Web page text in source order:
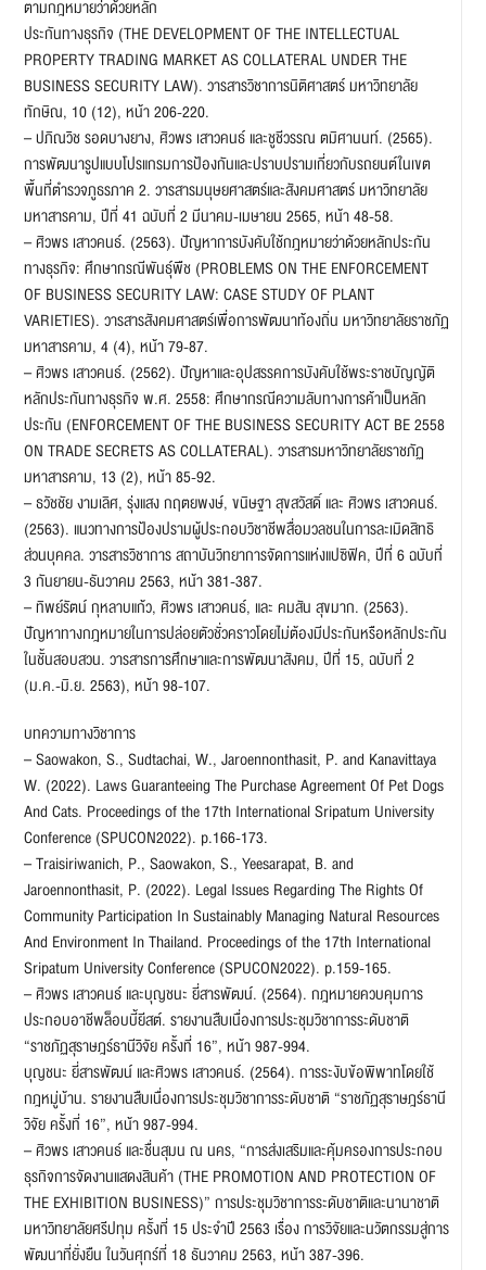
ตามกฎหมายว่าด้วยหลัก
ประกันทางธุรกิจ (THE DEVELOPMENT OF THE INTELLECTUAL
PROPERTY TRADING MARKET AS COLLATERAL UNDER THE
BUSINESS SECURITY LAW). วารสารวิชาการนิติศาสตร์ มหาวิทยาลัย
ทักษิณ, 10 (12), หน้า 206-220.
– ปภิณวิช รอดบางยาง, ศิวพร เสาวคนธ์ และชูชีวรรณ ตมิศานนท์. (2565).
การพัฒนารูปแบบโปรแกรมการป้องกันและปราบปรามเกี่ยวกับรถยนต์ในเขต
พื้นที่ตำรวจภูธรภาค 2. วารสารมนุษยศาสตร์และสังคมศาสตร์ มหาวิทยาลัย
มหาสารคาม, ปีที่ 41 ฉบับที่ 2 มีนาคม-เมษายน 2565, หน้า 48-58.
– ศิวพร เสาวคนธ์. (2563). ปัญหาการบังคับใช้กฎหมายว่าด้วยหลักประกัน
ทางธุรกิจ: ศึกษากรณีพันธุ์พืช (PROBLEMS ON THE ENFORCEMENT
OF BUSINESS SECURITY LAW: CASE STUDY OF PLANT
VARIETIES). วารสารสังคมศาสตร์เพื่อการพัฒนาท้องถิ่น มหาวิทยาลัยราชภัฏ
มหาสารคาม, 4 (4), หน้า 79-87.
– ศิวพร เสาวคนธ์. (2562). ปัญหาและอุปสรรคการบังคับใช้พระราชบัญญัติ
หลักประกันทางธุรกิจ พ.ศ. 2558: ศึกษากรณีความลับทางการค้าเป็นหลัก
ประกัน (ENFORCEMENT OF THE BUSINESS SECURITY ACT BE 2558
ON TRADE SECRETS AS COLLATERAL). วารสารมหาวิทยาลัยราชภัฏ
มหาสารคาม, 13 (2), หน้า 85-92.
– ธวัชชัย งามเลิศ, รุ่งแสง กฤตยพงษ์, ขนิษฐา สุขสวัสดิ์ และ ศิวพร เสาวคนธ์.
(2563). แนวทางการป้องปรามผู้ประกอบวิชาชีพสื่อมวลชนในการละเมิดสิทธิ
ส่วนบุคคล. วารสารวิชาการ สถาบันวิทยาการจัดการแห่งแปซิฟิค, ปีที่ 6 ฉบับที่
3 กันยายน-ธันวาคม 2563, หน้า 381-387.
– ทิพย์รัตน์ กุหลาบแก้ว, ศิวพร เสาวคนธ์, และ คมสัน สุขมาก. (2563).
ปัญหาทางกฎหมายในการปล่อยตัวชั่วคราวโดยไม่ต้องมีประกันหรือหลักประกัน
ในชั้นสอบสวน. วารสารการศึกษาและการพัฒนาสังคม, ปีที่ 15, ฉบับที่ 2
(ม.ค.-มิ.ย. 2563), หน้า 98-107.
บทความทางวิชาการ
– Saowakon, S., Sudtachai, W., Jaroennonthasit, P. and Kanavittaya
W. (2022). Laws Guaranteeing The Purchase Agreement Of Pet Dogs
And Cats. Proceedings of the 17th International Sripatum University
Conference (SPUCON2022). p.166-173.
– Traisiriwanich, P., Saowakon, S., Yeesarapat, B. and
Jaroennonthasit, P. (2022). Legal Issues Regarding The Rights Of
Community Participation In Sustainably Managing Natural Resources
And Environment In Thailand. Proceedings of the 17th International
Sripatum University Conference (SPUCON2022). p.159-165.
– ศิวพร เสาวคนธ์ และบุญชนะ ยี่สารพัฒน์. (2564). กฎหมายควบคุมการ
ประกอบอาชีพล็อบบี้ยีสต์. รายงานสืบเนื่องการประชุมวิชาการระดับชาติ
“ราชภัฏสุราษฎร์ธานีวิจัย ครั้งที่ 16”, หน้า 987-994.
บุญชนะ ยี่สารพัฒน์ และศิวพร เสาวคนธ์. (2564). การระงับข้อพิพาทโดยใช้
กฎหมู่บ้าน. รายงานสืบเนื่องการประชุมวิชาการระดับชาติ “ราชภัฏสุราษฎร์ธานี
วิจัย ครั้งที่ 16”, หน้า 987-994.
– ศิวพร เสาวคนธ์ และชื่นสุมน ณ นคร, “การส่งเสริมและคุ้มครองการประกอบ
ธุรกิจการจัดงานแสดงสินค้า (THE PROMOTION AND PROTECTION OF
THE EXHIBITION BUSINESS)” การประชุมวิชาการระดับชาติและนานาชาติ
มหาวิทยาลัยศรีปทุม ครั้งที่ 15 ประจำปี 2563 เรื่อง การวิจัยและนวัตกรรมสู่การ
พัฒนาที่ยั่งยืน ในวันศุกร์ที่ 18 ธันวาคม 2563, หน้า 387-396.